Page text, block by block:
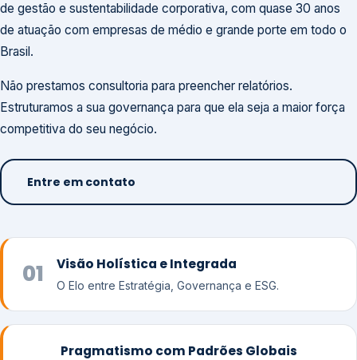
de gestão e sustentabilidade corporativa, com quase 30 anos
de atuação com empresas de médio e grande porte em todo o
Brasil.
Não prestamos consultoria para preencher relatórios.
Estruturamos a sua governança para que ela seja a maior força
competitiva do seu negócio.
Entre em contato
01 Visão Holística e Integrada
O Elo entre Estratégia, Governança e ESG.
Pragmatismo com Padrões Globais